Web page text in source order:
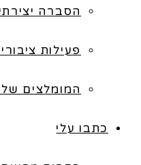
הסברה
פעילות
המומלצים
כתבו עלי